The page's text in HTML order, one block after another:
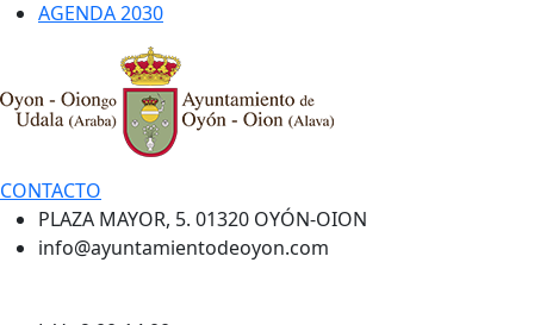
AGENDA 2030
CONTACTO
PLAZA MAYOR, 5. 01320 OYÓN-OION
info@ayuntamientodeoyon.com